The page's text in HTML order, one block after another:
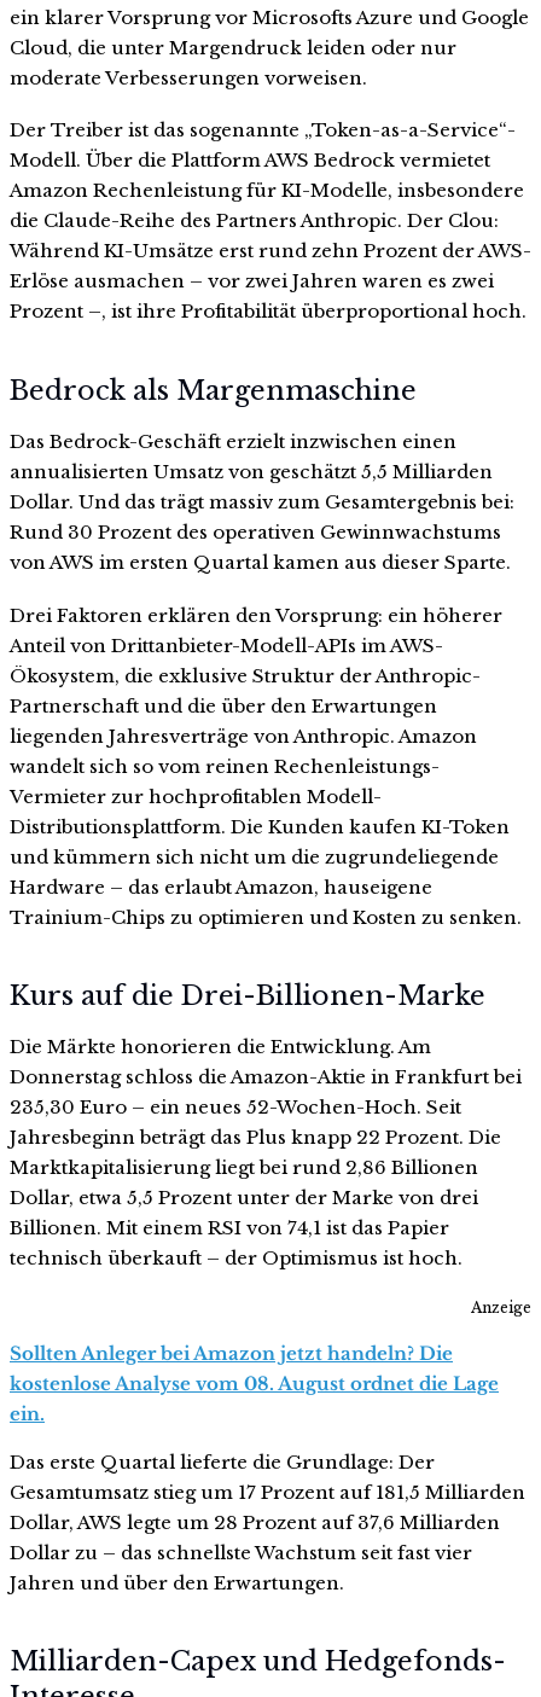
ein klarer Vorsprung vor Microsofts Azure und Google
Cloud, die unter Margendruck leiden oder nur
moderate Verbesserungen vorweisen.
Der Treiber ist das sogenannte „Token-as-a-Service“-
Modell. Über die Plattform AWS Bedrock vermietet
Amazon Rechenleistung für KI-Modelle, insbesondere
die Claude-Reihe des Partners Anthropic. Der Clou:
Während KI-Umsätze erst rund zehn Prozent der AWS-
Erlöse ausmachen – vor zwei Jahren waren es zwei
Prozent –, ist ihre Profitabilität überproportional hoch.
Bedrock als Margenmaschine
Das Bedrock-Geschäft erzielt inzwischen einen
annualisierten Umsatz von geschätzt 5,5 Milliarden
Dollar. Und das trägt massiv zum Gesamtergebnis bei:
Rund 30 Prozent des operativen Gewinnwachstums
von AWS im ersten Quartal kamen aus dieser Sparte.
Drei Faktoren erklären den Vorsprung: ein höherer
Anteil von Drittanbieter-Modell-APIs im AWS-
Ökosystem, die exklusive Struktur der Anthropic-
Partnerschaft und die über den Erwartungen
liegenden Jahresverträge von Anthropic. Amazon
wandelt sich so vom reinen Rechenleistungs-
Vermieter zur hochprofitablen Modell-
Distributionsplattform. Die Kunden kaufen KI-Token
und kümmern sich nicht um die zugrundeliegende
Hardware – das erlaubt Amazon, hauseigene
Trainium-Chips zu optimieren und Kosten zu senken.
Kurs auf die Drei-Billionen-Marke
Die Märkte honorieren die Entwicklung. Am
Donnerstag schloss die Amazon-Aktie in Frankfurt bei
235,30 Euro – ein neues 52-Wochen-Hoch. Seit
Jahresbeginn beträgt das Plus knapp 22 Prozent. Die
Marktkapitalisierung liegt bei rund 2,86 Billionen
Dollar, etwa 5,5 Prozent unter der Marke von drei
Billionen. Mit einem RSI von 74,1 ist das Papier
technisch überkauft – der Optimismus ist hoch.
Anzeige
Sollten Anleger bei Amazon jetzt handeln? Die
kostenlose Analyse vom 08. August ordnet die Lage
ein.
Das erste Quartal lieferte die Grundlage: Der
Gesamtumsatz stieg um 17 Prozent auf 181,5 Milliarden
Dollar, AWS legte um 28 Prozent auf 37,6 Milliarden
Dollar zu – das schnellste Wachstum seit fast vier
Jahren und über den Erwartungen.
Milliarden-Capex und Hedgefonds-